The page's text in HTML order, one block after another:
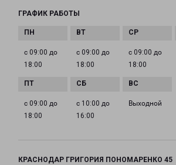
ГРАФИК РАБОТЫ
с 09:00 до
18:00
с 09:00 до
18:00
с 09:00 до
18:00
с 09:00 до
18:00
с 10:00 до
16:00
Выходной
КРАСНОДАР ГРИГОРИЯ ПОНОМАРЕНКО 45